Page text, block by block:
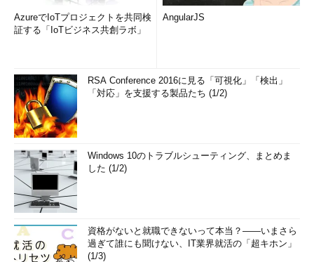
AzureでIoTプロジェクトを共同検
証する「IoTビジネス共創ラボ」
AngularJS
RSA Conference 2016に見る「可視化」「検出」
「対応」を支援する製品たち (1/2)
Windows 10のトラブルシューティング、まとめま
した (1/2)
資格がないと就職できないって本当？――いまさら
過ぎて誰にも聞けない、IT業界就活の「超キホン」
(1/3)